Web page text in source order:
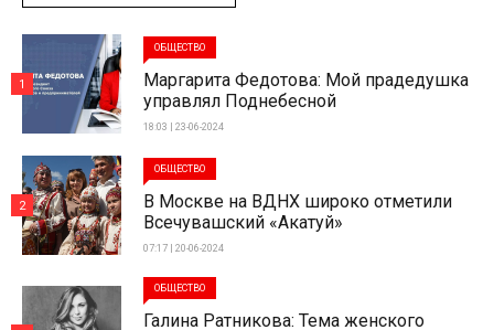
ОБЩЕСТВО
Маргарита Федотова: Мой прадедушка
управлял Поднебесной
18:03 | 23-06-2024
1
ОБЩЕСТВО
В Москве на ВДНХ широко отметили
Всечувашский «Акатуй»
07:17 | 20-06-2024
2
ОБЩЕСТВО
Галина Ратникова: Тема женского